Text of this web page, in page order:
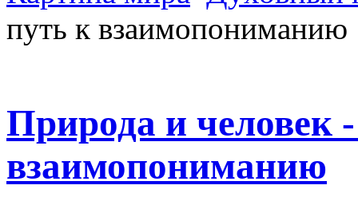
путь к взаимопониманию
Природа и человек
взаимопониманию